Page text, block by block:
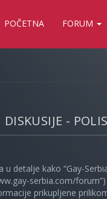
POČETNA FORUM
-
u detalje kako “Gay-
serbia.com/
prikupljene